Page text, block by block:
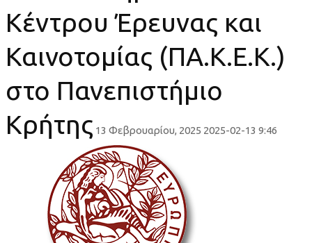
Κέντρου Έρευνας και
Καινοτομίας (ΠΑ.Κ.Ε.Κ.)
στο Πανεπιστήμιο
Κρήτης 13 Φεβρουαρίου, 2025 2025-02-13 9:46
Ίδρυση
λειτουργία